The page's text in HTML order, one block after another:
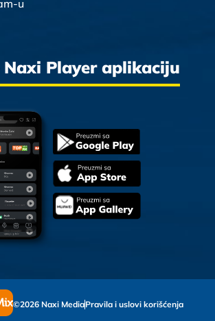
u
Player aplikaciju
©2026 Naxi MediaPravila i uslovi korišćenja